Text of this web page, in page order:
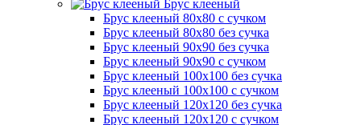
Брус клееный
Брус клееный 80х80 с сучком
Брус клееный 80х80 без сучка
Брус клееный 90х90 без сучка
Брус клееный 90х90 с сучком
Брус клееный 100х100 без сучка
Брус клееный 100х100 с сучком
Брус клееный 120х120 без сучка
Брус клееный 120х120 с сучком